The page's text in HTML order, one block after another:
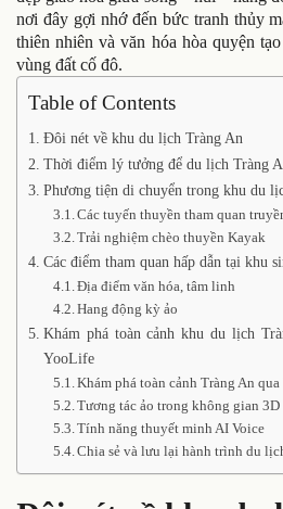
nơi đây gợi nhớ đến bức tranh thủy
thiên nhiên và văn hóa hòa quyện
vùng đất cố đô.
Table of Contents
Đôi nét về khu du lịch Tràng An
Thời điểm lý tưởng để du lịch Tràng
Phương tiện di chuyển trong khu du
Các tuyến thuyền tham quan
Trải nghiệm chèo thuyền Kayak
Các điểm tham quan hấp dẫn tại khu
Địa điểm văn hóa, tâm linh
Hang động kỳ ảo
Khám phá toàn cảnh khu du lịch
YooLife
Khám phá toàn cảnh Tràng An
Tương tác ảo trong không gian 3D
Tính năng thuyết minh AI Voice
Chia sẻ và lưu lại hành trình du